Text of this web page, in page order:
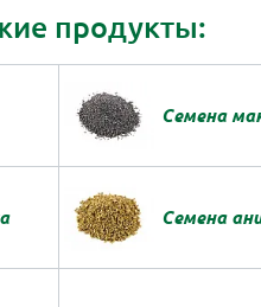
продукты:
Семена
Семена